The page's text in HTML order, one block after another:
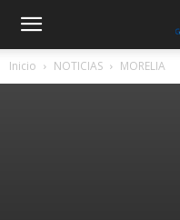
Inicio NOTICIAS MORELIA